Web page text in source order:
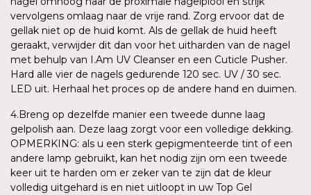
vervolgens omlaag naar de vrije rand. Zorg ervoor dat de
gellak niet op de huid komt. Als de gellak de huid heeft
geraakt, verwijder dit dan voor het uitharden van de nagel
met behulp van I.Am UV Cleanser en een Cuticle Pusher.
Hard alle vier de nagels gedurende 120 sec. UV / 30 sec.
LED uit. Herhaal het proces op de andere hand en duimen.
4.Breng op dezelfde manier een tweede dunne laag
gelpolish aan. Deze laag zorgt voor een volledige dekking.
OPMERKING: als u een sterk gepigmenteerde tint of een
andere lamp gebruikt, kan het nodig zijn om een tweede
keer uit te harden om er zeker van te zijn dat de kleur
volledig uitgehard is en niet uitloopt in uw Top Gel